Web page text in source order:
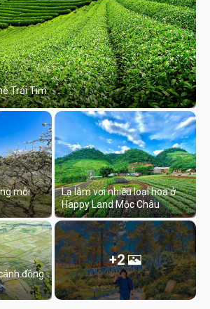
Trái Tim
mỗi
Lạ lẫm vơi nhiều loại hoa ở
Happy Land Mộc Châu
đồng
+2